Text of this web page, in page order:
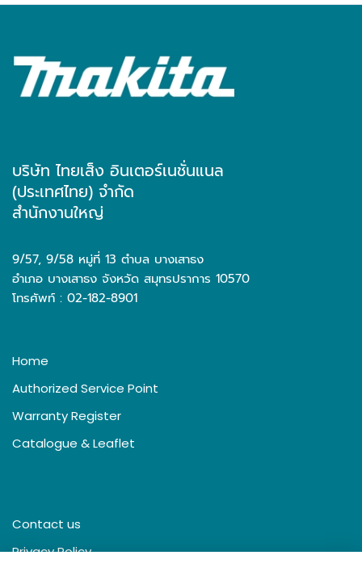
บริษัท ไทยเส็ง อินเตอร์เนชั่นแนล
(ประเทศไทย) จำกัด
สำนักงานใหญ่
9/57, 9/58 หมู่ที่ 13 ตำบล บางเสาธง
อำเภอ บางเสาธง จังหวัด สมุทรปราการ 10570
โทรศัพท์ : 02-182-8901
Home
Authorized Service Point
Warranty Register
Catalogue & Leaflet
Contact us
Privacy Policy